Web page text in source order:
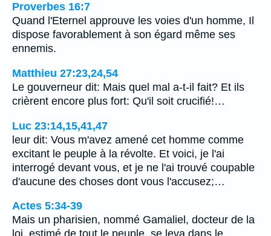
Proverbes 16:7
Quand l'Eternel approuve les voies d'un homme, Il
dispose favorablement à son égard même ses
ennemis.
Matthieu 27:23,24,54
Le gouverneur dit: Mais quel mal a-t-il fait? Et ils
crièrent encore plus fort: Qu'il soit crucifié!…
Luc 23:14,15,41,47
leur dit: Vous m'avez amené cet homme comme
excitant le peuple à la révolte. Et voici, je l'ai
interrogé devant vous, et je ne l'ai trouvé coupable
d'aucune des choses dont vous l'accusez;…
Actes 5:34-39
Mais un pharisien, nommé Gamaliel, docteur de la